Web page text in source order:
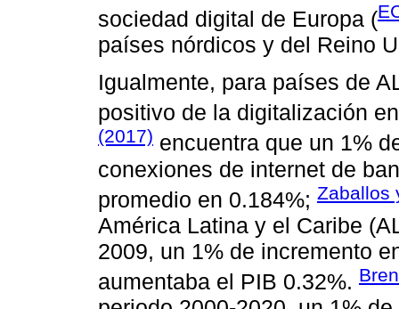
sociedad digital de Europa (
países nórdicos y del Reino
Igualmente, para países de
positivo de la digitalización
(2017) encuentra que un 1%
conexiones de internet de
promedio en 0.184%; Zaballos
América Latina y el Caribe
2009, un 1% de incremento
aumentaba el PIB 0.32%.